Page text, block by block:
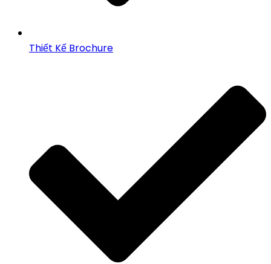
Thiết Kế Brochure